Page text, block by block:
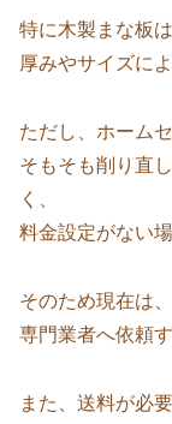
特に木製まな板は
厚みやサイズに
ただし、ホーム
そもそも削り直
く、
料金設定がない
そのため現在は、
専門業者へ依頼
また、送料が必